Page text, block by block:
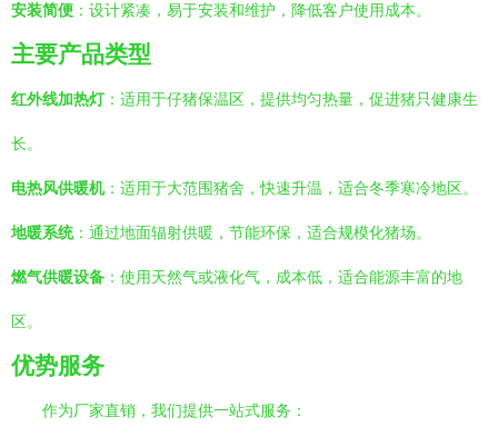
安装简便 ：设计紧凑，易于安装和维护，降低客户使用成本。
主要产品类型
红外线加热灯：适用于仔猪保温区，提供均匀热量，促进猪只健康生
长。
电热风供暖机：适用于大范围猪舍，快速升温，适合冬季寒冷地区。
地暖系统：通过地面辐射供暖，节能环保，适合规模化猪场。
燃气供暖设备 ：使用天然气或液化气，成本低，适合能源丰富的地
区。
优势服务
作为厂家直销，我们提供一站式服务：